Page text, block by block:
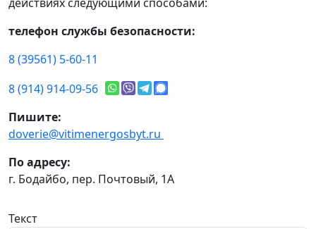
телефон службы безопасности:
8 (39561) 5-60-11
8 (914) 914-09-56
Пишите:
doverie@vitimenergosbyt.ru
По адресу:
г. Бодайбо, пер. Почтовый, 1А
Текст